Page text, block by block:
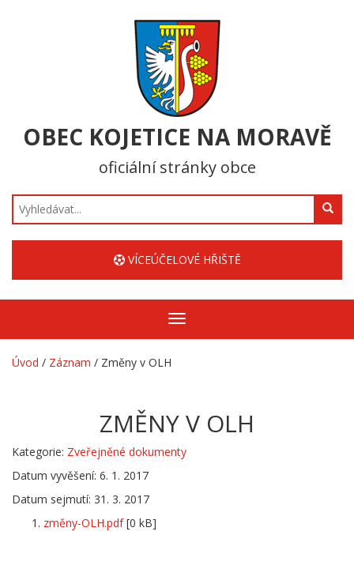
OBEC KOJETICE NA MORAVĚ
oficiální stránky obce
Hledat
VÍCEÚČELOVÉ HŘIŠTĚ
Zobrazit/skrýt
navigaci
Úvod / Záznam / Změny v OLH
ZMĚNY V OLH
Kategorie: Zveřejněné dokumenty
Datum vyvěšení: 6. 1. 2017
Datum sejmutí: 31. 3. 2017
změny-OLH.pdf[0 kB]